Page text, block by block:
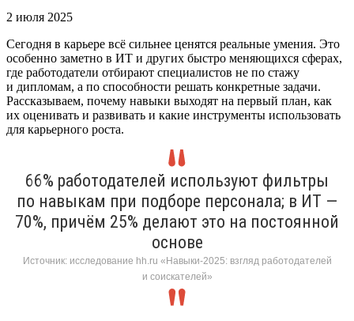
2 июля 2025
Сегодня в карьере всё сильнее ценятся реальные умения. Это
особенно заметно в ИТ и других быстро меняющихся сферах,
где работодатели отбирают специалистов не по стажу
и дипломам, а по способности решать конкретные задачи.
Рассказываем, почему навыки выходят на первый план, как
их оценивать и развивать и какие инструменты использовать
для карьерного роста.
66% работодателей используют фильтры
по навыкам при подборе персонала; в ИТ —
70%, причём 25% делают это на постоянной
основе
Источник: исследование hh.ru «Навыки-2025: взгляд работодателей
и соискателей»